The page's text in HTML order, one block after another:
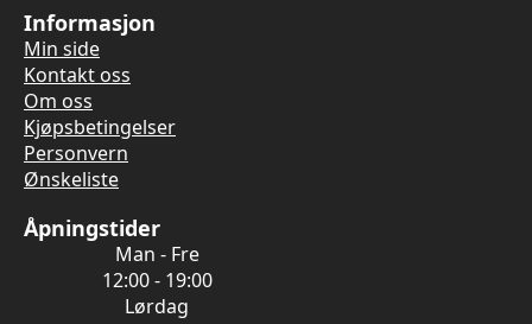
Informasjon
Min side
Kontakt oss
Om oss
Kjøpsbetingelser
Personvern
Ønskeliste
Åpningstider
Man - Fre
12:00 - 19:00
Lørdag